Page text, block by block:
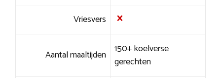
Vriesvers
Aantal maaltijden 150+ koelverse
gerechten